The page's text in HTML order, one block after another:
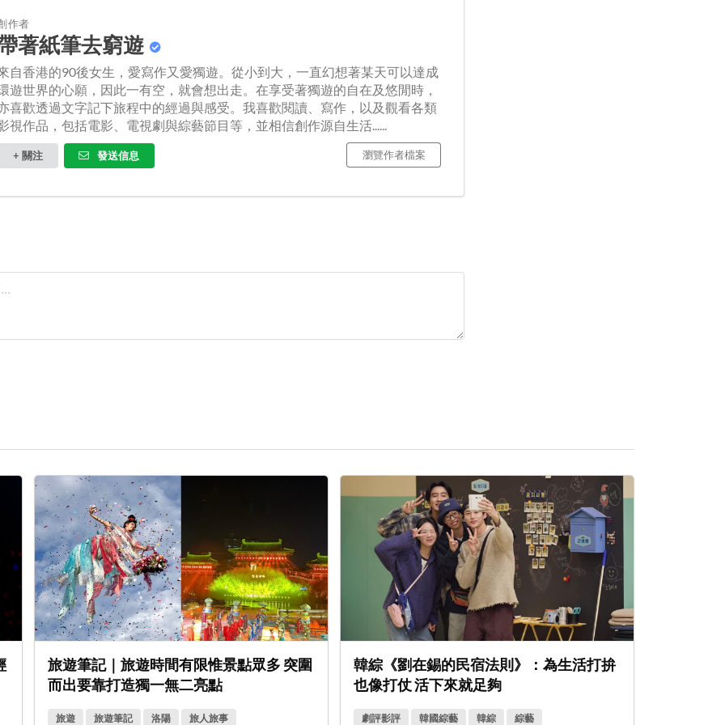
作者
著紙筆去窮遊
自香港的90後女生，愛寫作又愛獨遊。從小到大，一直幻想著某天可以達成
遊世界的心願，因此一有空，就會想出走。在享受著獨遊的自在及悠閒時，
喜歡透過文字記下旅程中的經過與感受。我喜歡閱讀、寫作，以及觀看各類
視作品，包括電影、電視劇與綜藝節目等，並相信創作源自生活......
+ 關注 發送信息 瀏覽作者檔案
旅遊筆記｜旅遊時間有限惟景點眾多 突圍
而出要靠打造獨一無二亮點
旅遊 旅遊筆記 洛陽 旅人旅事
韓綜《劉在錫的民宿法則》：為生活打拚
也像打仗 活下來就足夠
劇評影評 韓國綜藝 韓綜 綜藝